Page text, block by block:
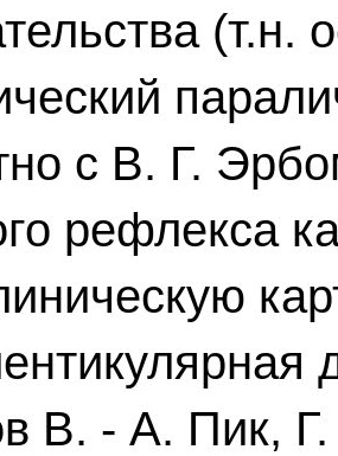
(т.н.
с В. Г.
рефлекса
В. - А. Пик,